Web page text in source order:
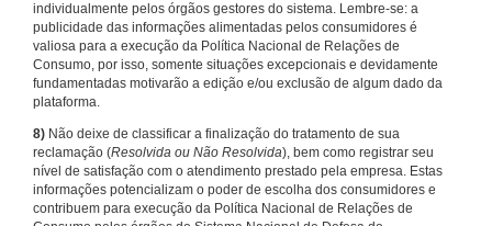
individualmente pelos órgãos gestores do sistema. Lembre-se: a
publicidade das informações alimentadas pelos consumidores é
valiosa para a execução da Política Nacional de Relações de
Consumo, por isso, somente situações excepcionais e devidamente
fundamentadas motivarão a edição e/ou exclusão de algum dado da
plataforma.
8) Não deixe de classificar a finalização do tratamento de sua
reclamação (Resolvida ou Não Resolvida), bem como registrar seu
nível de satisfação com o atendimento prestado pela empresa. Estas
informações potencializam o poder de escolha dos consumidores e
contribuem para execução da Política Nacional de Relações de